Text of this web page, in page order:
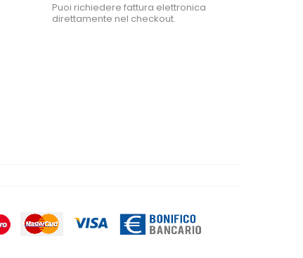
Puoi richiedere fattura elettronica
direttamente nel checkout.